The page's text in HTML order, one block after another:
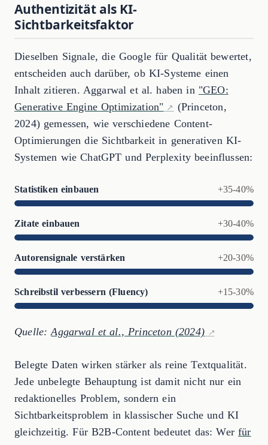
Authentizität als KI-
Sichtbarkeitsfaktor
Dieselben Signale, die Google für Qualität bewertet,
entscheiden auch darüber, ob KI-Systeme einen
Inhalt zitieren. Aggarwal et al. haben in "GEO:
Generative Engine Optimization"
(Princeton,
2024) gemessen, wie verschiedene Content-
Optimierungen die Sichtbarkeit in generativen KI-
Systemen wie ChatGPT und Perplexity beeinflussen:
Statistiken einbauen +35-40%
Zitate einbauen +30-40%
Autorensignale verstärken +20-30%
Schreibstil verbessern (Fluency) +15-30%
Quelle:Aggarwal et al., Princeton (2024)
Belegte Daten wirken stärker als reine Textqualität.
Jede unbelegte Behauptung ist damit nicht nur ein
redaktionelles Problem, sondern ein
Sichtbarkeitsproblem in klassischer Suche und KI
gleichzeitig. Für B2B-Content bedeutet das: Werfür